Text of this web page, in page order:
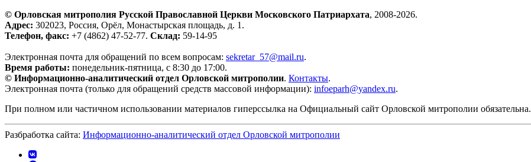
© Орловская митрополия Русской Православной Церкви Московского Патриархата, 2008-2026.
Адрес: 302023, Россия, Орёл, Монастырская площадь, д. 1.
Телефон, факс: +7 (4862) 47-52-77. Склад: 59-14-95
Электронная почта для обращений по всем вопросам: sekretar_57@mail.ru.
Время работы: понедельник-пятница, с 8:30 до 17:00.
© Информационно-аналитический отдел Орловской митрополии. Контакты.
Электронная почта (только для обращений средств массовой информации): infoeparh@yandex.ru.
При полном или частичном использовании материалов гиперссылка на Официальный сайт Орловской митрополии обязательна.
Разбработка сайта: Информационно-аналитический отдел Орловской митрополии